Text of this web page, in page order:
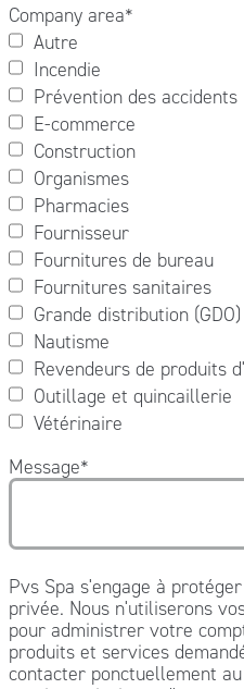
Company area*
Autre
Incendie
Prévention des accidents
E-commerce
Construction
Organismes
Pharmacies
Fournisseur
Fournitures de bureau
Fournitures sanitaires
Grande distribution (GDO)
Nautisme
Revendeurs de produits
Outillage et quincaillerie
Vétérinaire
Message*
Pvs Spa s'engage à
privée. Nous n'utiliserons
pour administrer votre
produits et services
contacter ponctuellement